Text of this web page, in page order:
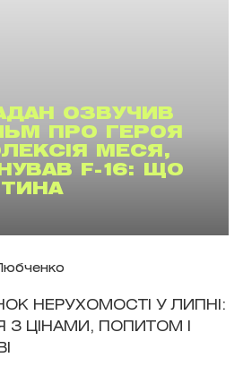
ОЗВУЧИВ
ПРО ГЕРОЯ
МЕСЯ,
F-16: ЩО
НЕРУХОМОСТІ У ЛИПНІ:
ЦІНАМИ, ПОПИТОМ І